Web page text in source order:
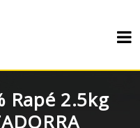
Rapé 2.5kg